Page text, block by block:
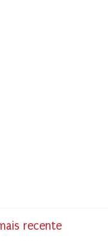
recente